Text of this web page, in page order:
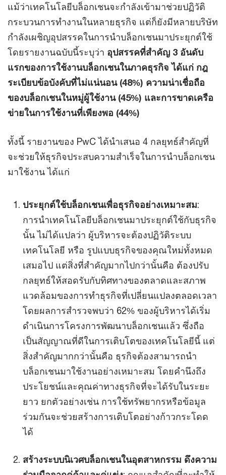
แม้ว่าเทคโนโลยีบล็อกเชนจะกำลังเข้ามาช่วยปฏิวัติ
กระบวนการทำงานในหลายธุรกิจ แต่ก็ยังมีหลายบริษัท
กำลังเผชิญอุปสรรคในการนำบล็อกเชนมาประยุกต์ใช้
โดยรายงานฉบับนี้ระบุว่า อุปสรรคที่สำคัญ 3 อันดับ
แรกของการใช้งานบล็อกเชนในภาคธุรกิจ ได้แก่ กฎ
ระเบียบข้อบังคับที่ไม่แน่นอน (48%) ความน่าเชื่อถือ
ของบล็อกเชนในหมู่ผู้ใช้งาน (45%) และการขาดเครือ
ข่ายในการใช้งานที่เพียงพอ (44%)
ทั้งนี้ รายงานของ PwC ได้นำเสนอ 4 กลยุทธ์สำคัญที่
จะช่วยให้ธุรกิจประสบความสำเร็จในการนำบล็อกเชน
มาใช้งาน ได้แก่
ประยุกต์ใช้บล็อกเชนเพื่อธุรกิจอย่างเหมาะสม:
การนำเทคโนโลยีบล็อกเชนมาประยุกต์ใช้กับธุรกิจ
นั้น ไม่ได้แปลว่า ผู้บริหารจะต้องปฏิวัติระบบ
เทคโนโลยี หรือ รูปแบบธุรกิจของคุณใหม่ทั้งหมด
เสมอไป แต่สิ่งที่สำคัญมากไปกว่านั้นคือ ต้องปรับ
กลยุทธ์ให้สอดรับกับทิศทางของตลาดและสภาพ
แวดล้อมของการทำธุรกิจที่เปลี่ยนแปลงตลอดเวลา
โดยผลการสำรวจพบว่า 62% ของผู้บริหารได้เริ่ม
ดำเนินการโครงการพัฒนาบล็อกเชนแล้ว ซึ่งถือ
เป็นสัญญาณที่ดีในการเติบโตของเทคโนโลยีนี้ แต่
สิ่งสำคัญมากกว่านั้นคือ ธุรกิจต้องสามารถนำ
บล็อกเชนมาใช้งานอย่างเหมาะสม โดยคำนึงถึง
ประโยชน์และคุณค่าทางธุรกิจที่จะได้รับในระยะ
ยาว ยกตัวอย่างเช่น การใช้ทรัพยากรหรือข้อมูล
ร่วมกันจะช่วยสร้างการเติบโตอย่างก้าวกระโดด
ได้
สร้างระบบนิเวศบล็อกเชนในอุตสาหกรรม ดึงความ